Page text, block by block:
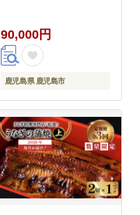
90,000円
鹿児島県 鹿児島市